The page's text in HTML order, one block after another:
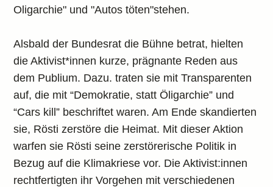
Oligarchie" und "Autos töten"stehen.
Alsbald der Bundesrat die Bühne betrat, hielten
die Aktivist*innen kurze, prägnante Reden aus
dem Publium. Dazu. traten sie mit Transparenten
auf, die mit “Demokratie, statt Öligarchie” und
“Cars kill” beschriftet waren. Am Ende skandierten
sie, Rösti zerstöre die Heimat. Mit dieser Aktion
warfen sie Rösti seine zerstörerische Politik in
Bezug auf die Klimakriese vor. Die Aktivist:innen
rechtfertigten ihr Vorgehen mit verschiedenen